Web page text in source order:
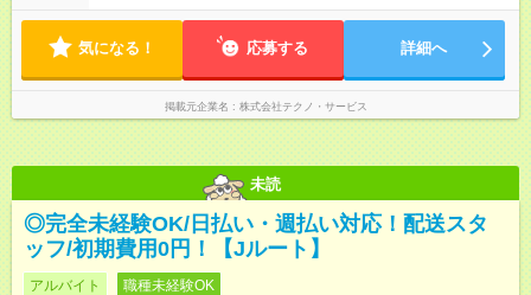
気になる！ 応募する 詳細へ
掲載元企業名 株式会社テクノ・サービス
未読
◎完全未経験OK/日払い・週払い対応！配送スタ
ッフ/初期費用0円！【Jルート】
アルバイト 職種未経験OK